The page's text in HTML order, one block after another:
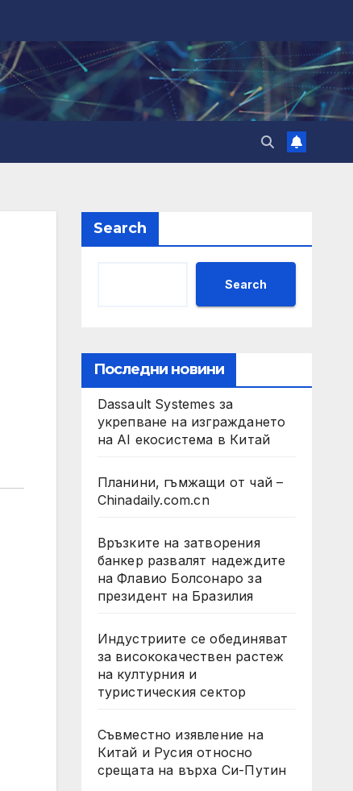
Search
Search
Последни новини
Dassault Systemes за
укрепване на изграждането
на AI екосистема в Китай
Планини, гъмжащи от чай –
Chinadaily.com.cn
Връзките на затворения
банкер развалят надеждите
на Флавио Болсонаро за
президент на Бразилия
Индустриите се обединяват
за висококачествен растеж
на културния и
туристическия сектор
Съвместно изявление на
Китай и Русия относно
срещата на върха Си-Путин